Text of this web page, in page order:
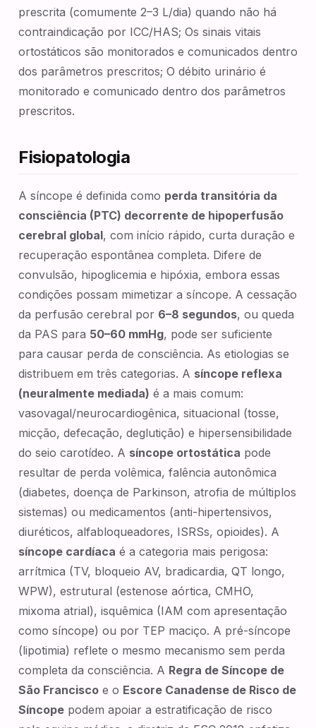
prescrita (comumente 2–3 L/dia) quando não há
contraindicação por ICC/HAS; Os sinais vitais
ortostáticos são monitorados e comunicados dentro
dos parâmetros prescritos; O débito urinário é
monitorado e comunicado dentro dos parâmetros
prescritos.
Fisiopatologia
A síncope é definida como perda transitória da
consciência (PTC) decorrente de hipoperfusão
cerebral global, com início rápido, curta duração e
recuperação espontânea completa. Difere de
convulsão, hipoglicemia e hipóxia, embora essas
condições possam mimetizar a síncope. A cessação
da perfusão cerebral por 6–8 segundos, ou queda
da PAS para 50–60 mmHg, pode ser suficiente
para causar perda de consciência. As etiologias se
distribuem em três categorias. A síncope reflexa
(neuralmente mediada) é a mais comum:
vasovagal/neurocardiogênica, situacional (tosse,
micção, defecação, deglutição) e hipersensibilidade
do seio carotídeo. A síncope ortostática pode
resultar de perda volêmica, falência autonômica
(diabetes, doença de Parkinson, atrofia de múltiplos
sistemas) ou medicamentos (anti-hipertensivos,
diuréticos, alfabloqueadores, ISRSs, opioides). A
síncope cardíaca é a categoria mais perigosa:
arrítmica (TV, bloqueio AV, bradicardia, QT longo,
WPW), estrutural (estenose aórtica, CMHO,
mixoma atrial), isquêmica (IAM com apresentação
como síncope) ou por TEP maciço. A pré-síncope
(lipotimia) reflete o mesmo mecanismo sem perda
completa da consciência. A Regra de Síncope de
São Francisco e o Escore Canadense de Risco de
Síncope podem apoiar a estratificação de risco